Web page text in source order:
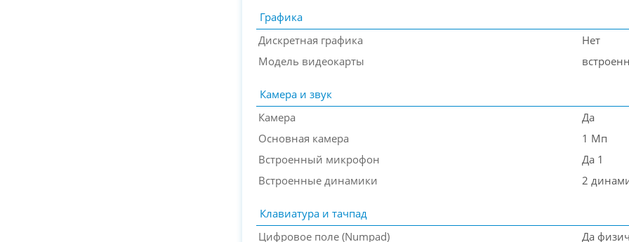
Графика
Дискретная графика
Нет
Модель видеокарты
Камера и звук
Камера
Да
Основная камера
1 Мп
Встроенный микрофон
Да 1
Встроенные динамики
2
Клавиатура и тачпад
Цифровое поле (Numpad)
Да